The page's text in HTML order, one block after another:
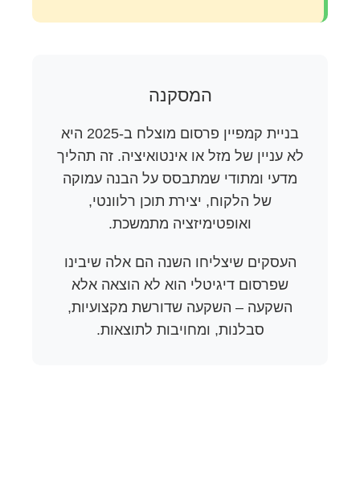
המסקנה
בניית קמפיין פרסום מוצלח ב-2025 היא
לא עניין של מזל או אינטואיציה. זה תהליך
מדעי ומתודי שמתבסס על הבנה עמוקה
של הלקוח, יצירת תוכן רלוונטי,
ואופטימיזציה מתמשכת.
העסקים שיצליחו השנה הם אלה שיבינו
שפרסום דיגיטלי הוא לא הוצאה אלא
השקעה – השקעה שדורשת מקצועיות,
סבלנות, ומחויבות לתוצאות.